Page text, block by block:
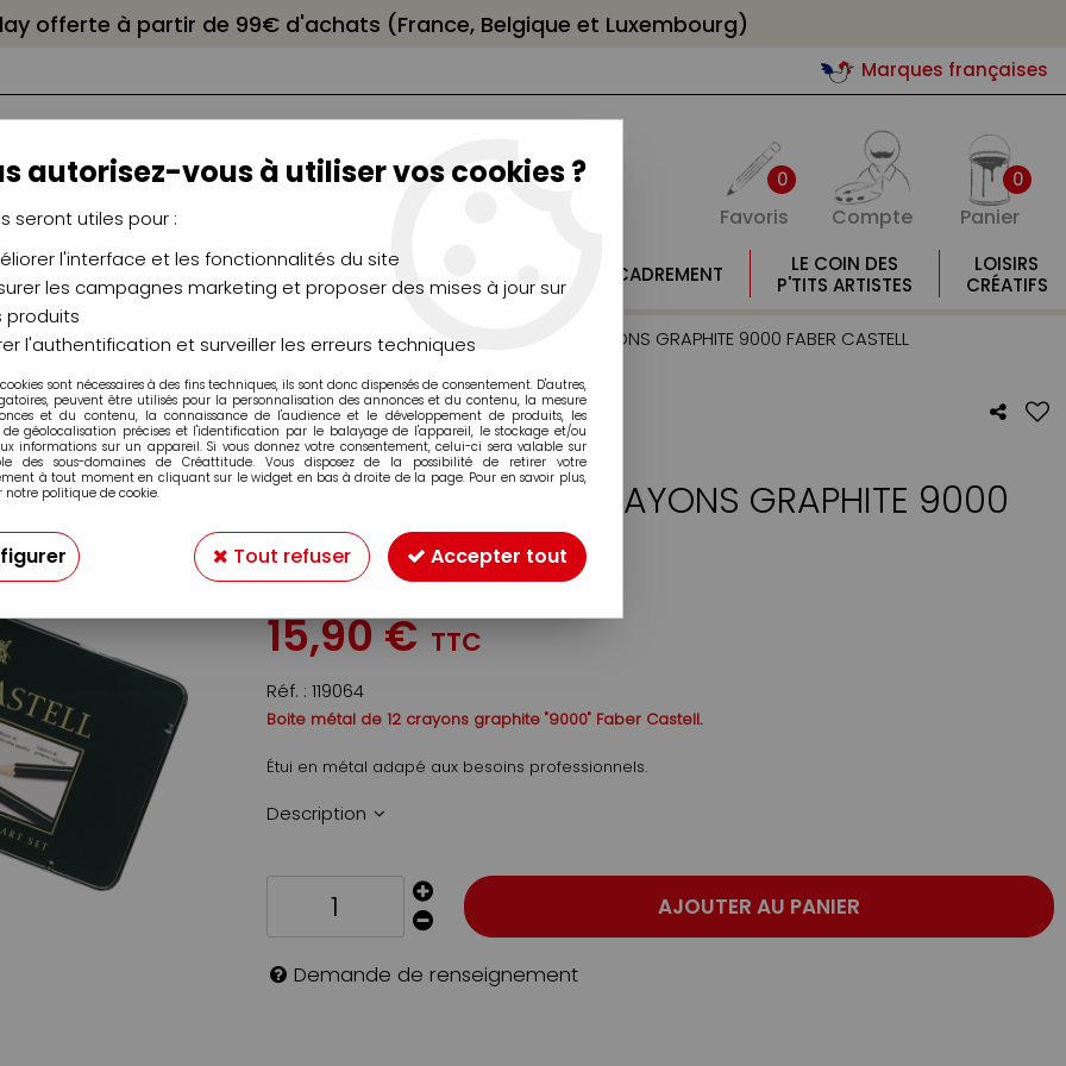
offerte à partir de 99€ d'achats (France, Belgique et Luxembourg)
Marques françaises
0
Favoris Compte
0
Panier
CHÂSSIS
CHEVALETS
AÉROGRAPHIE
MODÉLISME
MOULAGE
ENCADREMENT
LE COIN DES
P'TITS ARTISTES
LOISIRS
CRÉATIFS
sépia, sanguine... >Assortiments/Boites >BOITE METAL DE 12 CRAYONS GRAPHITE 9000 FABER CASTELL
BOITE METAL DE 12 CRAYONS GRAPHITE 9000
FABER CASTELL
Soyez le premier à donner votre avis !
15,90€TTC
Réf. : 119064
Boite métal de 12 crayons graphite "9000" Faber Castell.
Étui en métal adapé aux besoins professionnels.
Description
AJOUTER AU PANIER
Demande de renseignement
autorisez-vous à utiliser vos cookies ?
seront utiles pour :
l'interface et les fonctionnalités du site
les campagnes marketing et proposer des mises à jour sur
produits
l'authentification et surveiller les erreurs techniques
sont nécessaires à des fins techniques, ils sont donc dispensés de consentement. D'autres,
peuvent être utilisés pour la personnalisation des annonces et du contenu, la mesure
et du contenu, la connaissance de l'audience et le développement de produits, les
de géolocalisation précises et l'identification par le balayage de l'appareil, le stockage et/ou
informations sur un appareil. Si vous donnez votre consentement, celui-ci sera valable sur
des sous-domaines de Créattitude. Vous disposez de la possibilité de retirer votre
à tout moment en cliquant sur le widget en bas à droite de la page. Pour en savoir plus,
notre politique de cookie.
Tout refuser Accepter tout